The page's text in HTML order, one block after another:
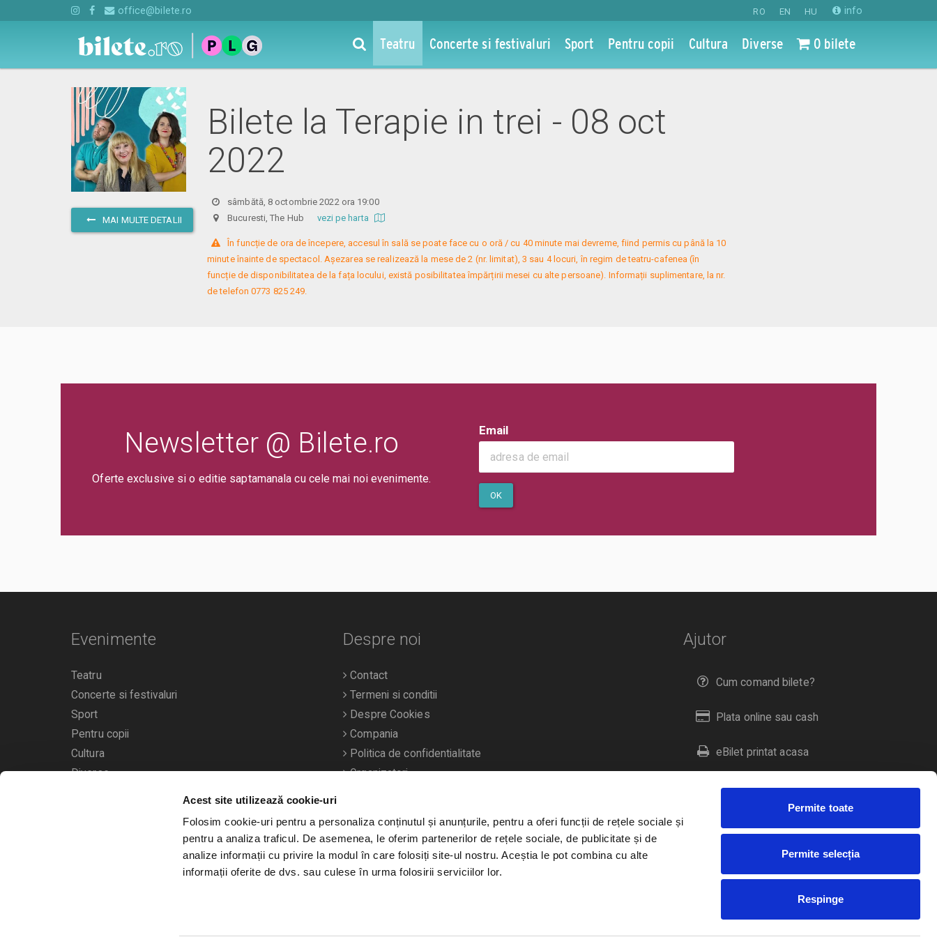
Acest site utilizează cookie-uri
Folosim cookie-uri pentru a personaliza conținutul și anunțurile, pentru a oferi funcții de rețele sociale și
pentru a analiza traficul. De asemenea, le oferim partenerilor de rețele sociale, de publicitate și de
analize informații cu privire la modul în care folosiți site-ul nostru. Aceștia le pot combina cu alte
informații oferite de dvs. sau culese în urma folosirii serviciilor lor.
Permite toate
Permite selecția
Respinge
RO EN HU info
office@bilete.ro
Teatru Concerte si festivaluri Sport Pentru copii Cultura Diverse 0 bilete
MAI MULTE DETALII
Bilete la Terapie in trei - 08 oct
2022
sâmbătă, 8 octombrie 2022 ora 19:00
Bucuresti, The Hub vezi pe harta
În funcție de ora de începere, accesul în sală se poate face cu o oră / cu 40 minute mai devreme, fiind permis cu până la 10
minute înainte de spectacol. Așezarea se realizează la mese de 2 (nr. limitat), 3 sau 4 locuri, în regim de teatru-cafenea (în
funcție de disponibilitatea de la fața locului, există posibilitatea împărțirii mesei cu alte persoane). Informații suplimentare, la nr.
de telefon 0773 825 249.
Newsletter @ Bilete.ro
Oferte exclusive si o editie saptamanala cu cele mai noi evenimente.
Email
OK
Ajutor
Cum comand bilete?
Plata online sau cash
eBilet printat acasa
Livrare prin curier
Duplicare bilete
Evenimente
Teatru
Concerte si festivaluri
Sport
Pentru copii
Cultura
Diverse
Calendarul evenimentelor
Despre noi
Contact
Termeni si conditii
Despre Cookies
Compania
Politica de confidentialitate
Organizatori